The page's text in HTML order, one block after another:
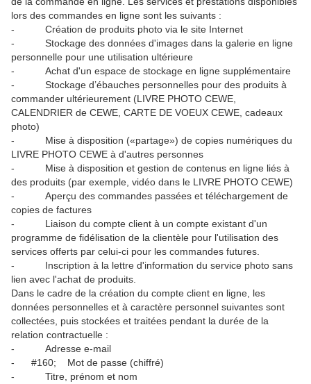
lors des commandes en ligne sont les suivants :
-
Création de produits photo via le site Internet
-
Stockage des données d'images dans la galerie en ligne
personnelle pour une utilisation ultérieure
-
Achat d'un espace de stockage en ligne supplémentaire
-
Stockage d’ébauches personnelles pour des produits à
commander ultérieurement (LIVRE PHOTO CEWE,
CALENDRIER de CEWE, CARTE DE VOEUX CEWE, cadeaux
photo)
-
Mise à disposition («partage») de copies numériques du
LIVRE PHOTO CEWE à d'autres personnes
-
Mise à disposition et gestion de contenus en ligne liés à
des produits (par exemple, vidéo dans le LIVRE PHOTO CEWE)
-
Aperçu des commandes passées et téléchargement de
copies de factures
-
Liaison du compte client à un compte existant d'un
programme de fidélisation de la clientèle pour l'utilisation des
services offerts par celui-ci pour les commandes futures.
-
Inscription à la lettre d'information du service photo sans
lien avec l'achat de produits.
Dans le cadre de la création du compte client en ligne, les
données personnelles et à caractère personnel suivantes sont
collectées, puis stockées et traitées pendant la durée de la
relation contractuelle :
-
Adresse e-mail
- #160; Mot de passe (chiffré)
-
Titre, prénom et nom